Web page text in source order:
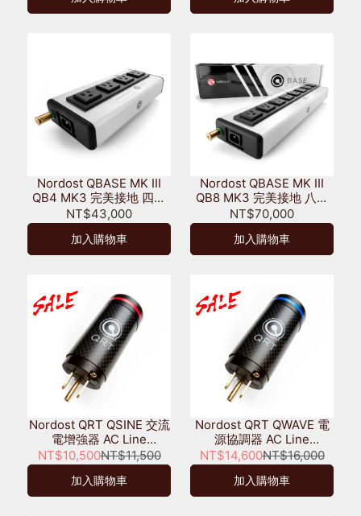
Nordost QBASE MK III
QB4 MK3 完美接地 四孔
電源排插
NT$43,000
加入購物車
Nordost QBASE MK III
QB8 MK3 完美接地 八孔
電源排插
NT$70,000
加入購物車
Nordost QRT QSINE 交流
電增強器 AC Line
Enhancer
NT$10,500NT$11,500
加入購物車
Nordost QRT QWAVE 電
源協調器 AC Line
Harmonizer
NT$14,600NT$16,000
加入購物車